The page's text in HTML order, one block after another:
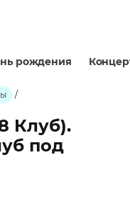
рождения
/
Клуб).
под